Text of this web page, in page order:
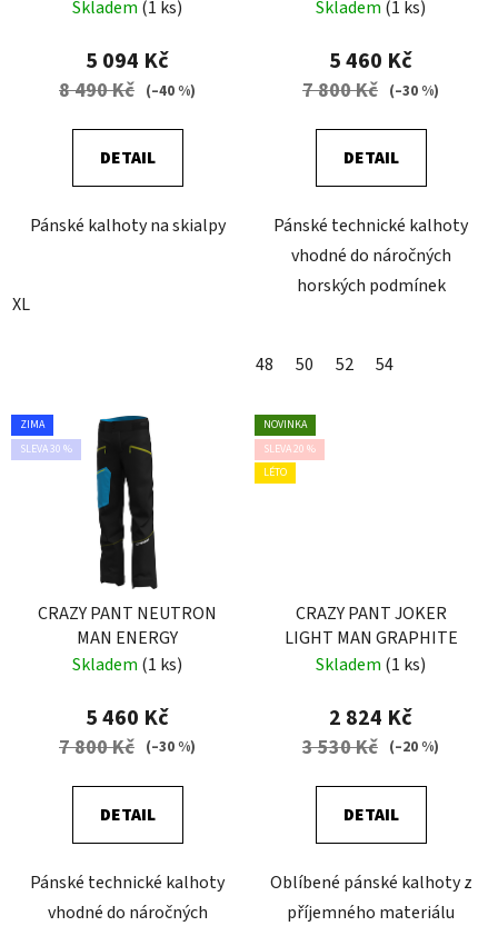
Skladem (1 ks)
5 094 Kč
8 490 Kč (–40 %)
DETAIL
Pánské kalhoty na skialpy
XL
Skladem (1 ks)
5 460 Kč
7 800 Kč (–30 %)
DETAIL
Pánské technické kalhoty
vhodné do náročných
horských podmínek
48 50 52 54
ZIMA
SLEVA 30 %
CRAZY PANT NEUTRON
MAN ENERGY
Skladem (1 ks)
5 460 Kč
7 800 Kč (–30 %)
DETAIL
Pánské technické kalhoty
vhodné do náročných
NOVINKA
SLEVA 20 %
LÉTO
CRAZY PANT JOKER
LIGHT MAN GRAPHITE
Skladem (1 ks)
2 824 Kč
3 530 Kč (–20 %)
DETAIL
Oblíbené pánské kalhoty z
příjemného materiálu